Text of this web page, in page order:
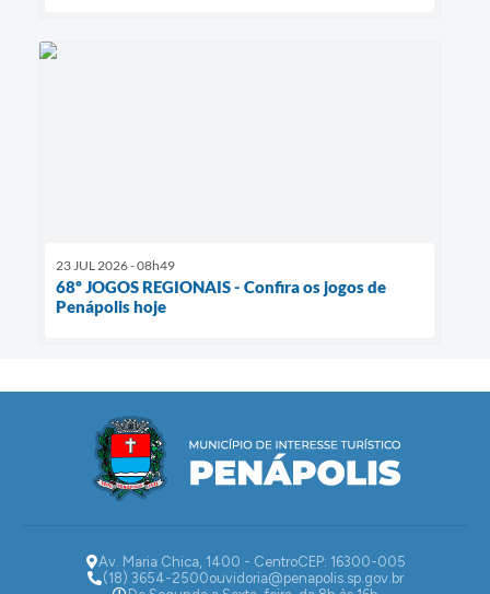
23 JUL 2026 - 08h49
68º JOGOS REGIONAIS - Confira os jogos de
Penápolis hoje
Av. Maria Chica, 1400 - CentroCEP: 16300-005
(18) 3654-2500ouvidoria@penapolis.sp.gov.br